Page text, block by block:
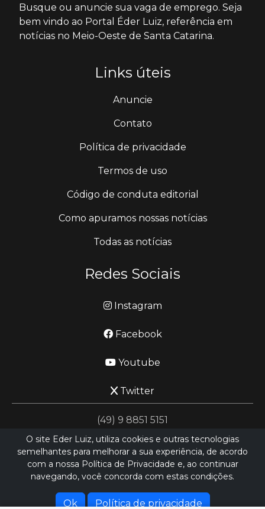
Busque ou anuncie sua vaga de emprego. Seja
bem vindo ao Portal Éder Luiz, referência em
notícias no Meio-Oeste de Santa Catarina.
Links úteis
Anuncie
Contato
Política de privacidade
Termos de uso
Código de conduta editorial
Como apuramos nossas notícias
Todas as notícias
Redes Sociais
Instagram
Facebook
Youtube
Twitter
(49) 9 8851 5151
jornalismo@ederluiz.com.vc
Hospedado porHEXIO CLOUD
O site Eder Luiz, utiliza cookies e outras tecnologias
semelhantes para melhorar a sua experiência, de acordo
com a nossa Política de Privacidade e, ao continuar
navegando, você concorda com estas condições.
Ok Política de privacidade